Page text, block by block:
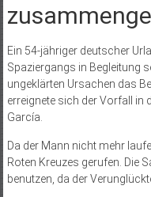
Ein 54-jähriger deutscher
Spaziergangs in Begleitung
ungeklärten Ursachen das
erreignete sich der Vorfall in
García.
Da der Mann nicht mehr
Roten Kreuzes gerufen. Die
benutzen, da der